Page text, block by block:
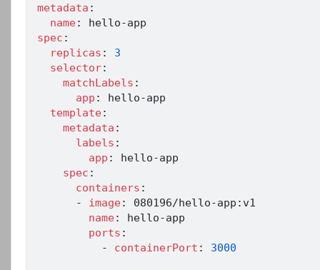
metadata :
name: hello-
spec :
replicas :
3
selector:
matchLabels :
app : hello-app
template:
metadata :
labels :
app : hello-app
spec :
containers :
-
image: 080196/hello-app : v1
name: hello-app
ports :
-
containerPort : 3000